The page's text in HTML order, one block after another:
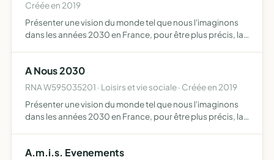
Créée en 2019
Présenter une vision du monde tel que nous l'imaginons
dans les années 2030 en France, pour être plus précis, la
A Nous 2030
RNA W595035201 · Loisirs et vie sociale · Créée en 2019
Présenter une vision du monde tel que nous l'imaginons
dans les années 2030 en France, pour être plus précis, la
A.m.i.s. Evenements